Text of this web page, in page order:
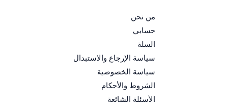
من نحن
حسابي
السلة
سياسة الإرجاع والاستبدال
سياسة الخصوصية
الشروط والأحكام
الأسئلة الشائعة